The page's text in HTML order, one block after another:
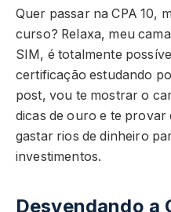
Quer passar na CPA 10,
curso? Relaxa, meu
SIM, é totalmente
certificação estudando
post, vou te mostrar o
dicas de ouro e te provar
gastar rios de dinheiro
investimentos.
Desvendando a